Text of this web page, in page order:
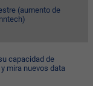
(aumento de
capacidad de
mira nuevos data